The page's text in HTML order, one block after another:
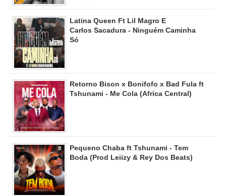
Latina Queen Ft Lil Magro E
Carlos Sacadura - Ninguém Caminha
Só
Retorno Bison x Bonifofo x Bad Fula ft
Tshunami - Me Cola (Africa Central)
Pequeno Chaba ft Tshunami - Tem
Boda (Prod Leiizy & Rey Dos Beats)